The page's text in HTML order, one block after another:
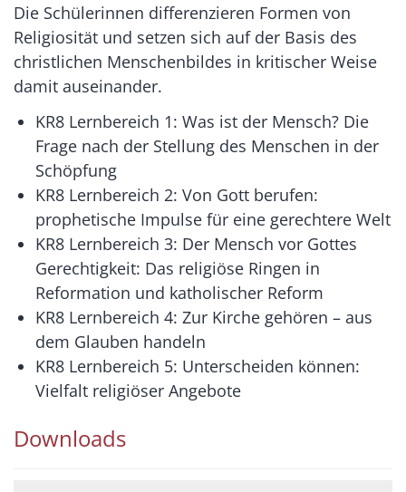
Die Schülerinnen differenzieren Formen von
Religiosität und setzen sich auf der Basis des
christlichen Menschenbildes in kritischer Weise
damit auseinander.
KR8 Lernbereich 1: Was ist der Mensch? Die
Frage nach der Stellung des Menschen in der
Schöpfung
KR8 Lernbereich 2: Von Gott berufen:
prophetische Impulse für eine gerechtere Welt
KR8 Lernbereich 3: Der Mensch vor Gottes
Gerechtigkeit: Das religiöse Ringen in
Reformation und katholischer Reform
KR8 Lernbereich 4: Zur Kirche gehören – aus
dem Glauben handeln
KR8 Lernbereich 5: Unterscheiden können:
Vielfalt religiöser Angebote
Downloads